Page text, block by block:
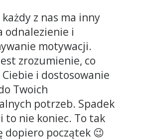
z nas ma inny
odnalezienie i
motywacji.
zrozumienie, co
Ciebie i dostosowanie
Twoich
potrzeb. Spadek
to nie koniec. To tak
dopiero początek 😉